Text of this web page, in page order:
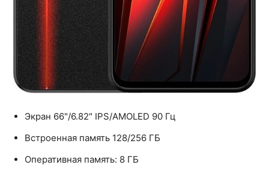
Экран 66"/6.82" IPS/AMOLED 90 Гц
Встроенная память 128/256 ГБ
Оперативная память: 8 ГБ